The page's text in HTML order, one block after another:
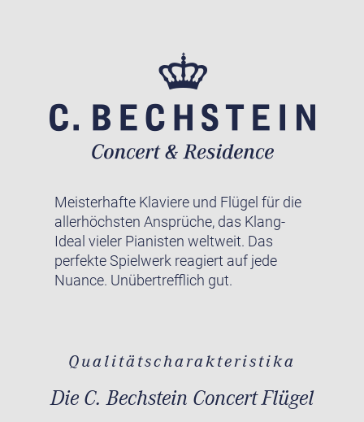
Meisterhafte Klaviere und Flügel für die
allerhöchsten Ansprüche, das Klang-
Ideal vieler Pianisten weltweit. Das
perfekte Spielwerk reagiert auf jede
Nuance. Unübertrefflich gut.
Qualitätscharakteristika
Die C. Bechstein Concert Flügel